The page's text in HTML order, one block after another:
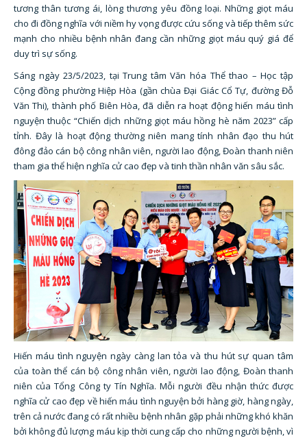
tương thân tương ái, lòng thương yêu đồng loại. Những giọt máu
cho đi đồng nghĩa với niềm hy vọng được cứu sống và tiếp thêm sức
mạnh cho nhiều bệnh nhân đang cần những giọt máu quý giá để
duy trì sự sống.
Sáng ngày 23/5/2023, tại Trung tâm Văn hóa Thể thao – Học tập
Cộng đồng phường Hiệp Hòa (gần chùa Đại Giác Cổ Tự, đường Đỗ
Văn Thi), thành phố Biên Hòa, đã diễn ra hoạt động hiến máu tình
nguyện thuộc “Chiến dịch những giọt máu hồng hè năm 2023” cấp
tỉnh. Đây là hoạt động thường niên mang tính nhân đạo thu hút
đông đảo cán bộ công nhân viên, người lao động, Đoàn thanh niên
tham gia thể hiện nghĩa cử cao đẹp và tinh thần nhân văn sâu sắc.
Hiến máu tình nguyện ngày càng lan tỏa và thu hút sự quan tâm
của toàn thể cán bộ công nhân viên, người lao động, Đoàn thanh
niên của Tổng Công ty Tín Nghĩa. Mỗi người đều nhận thức được
nghĩa cử cao đẹp về hiến máu tình nguyện bởi hàng giờ, hàng ngày,
trên cả nước đang có rất nhiều bệnh nhân gặp phải những khó khăn
bởi không đủ lượng máu kịp thời cung cấp cho những người bệnh, vì